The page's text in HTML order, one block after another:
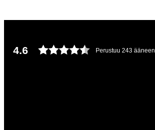
4.6 Perustuu 243 ääneen